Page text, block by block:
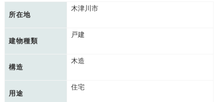
所在地
木津川市
建物種類
戸建
構造
木造
用途
住宅